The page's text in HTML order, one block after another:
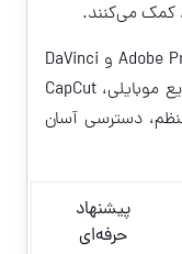
کمک می‌کنند.
برای تدوین، از نرم‌افزارهای Adobe Premiere Pro و DaVinci
Resolve استفاده کنید. برای تدوین سریع موبایلی، CapCut
دسترسی آسان
پیشنهاد
حرفه‌ای